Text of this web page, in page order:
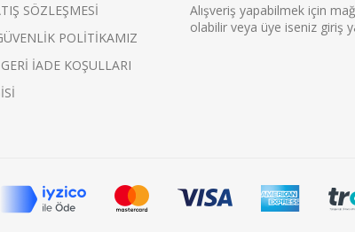
SÖZLEŞMESİ
POLİTİKAMIZ
İADE KOŞULLARI
Alışveriş yapabilmek için
olabilir veya üye iseniz giriş